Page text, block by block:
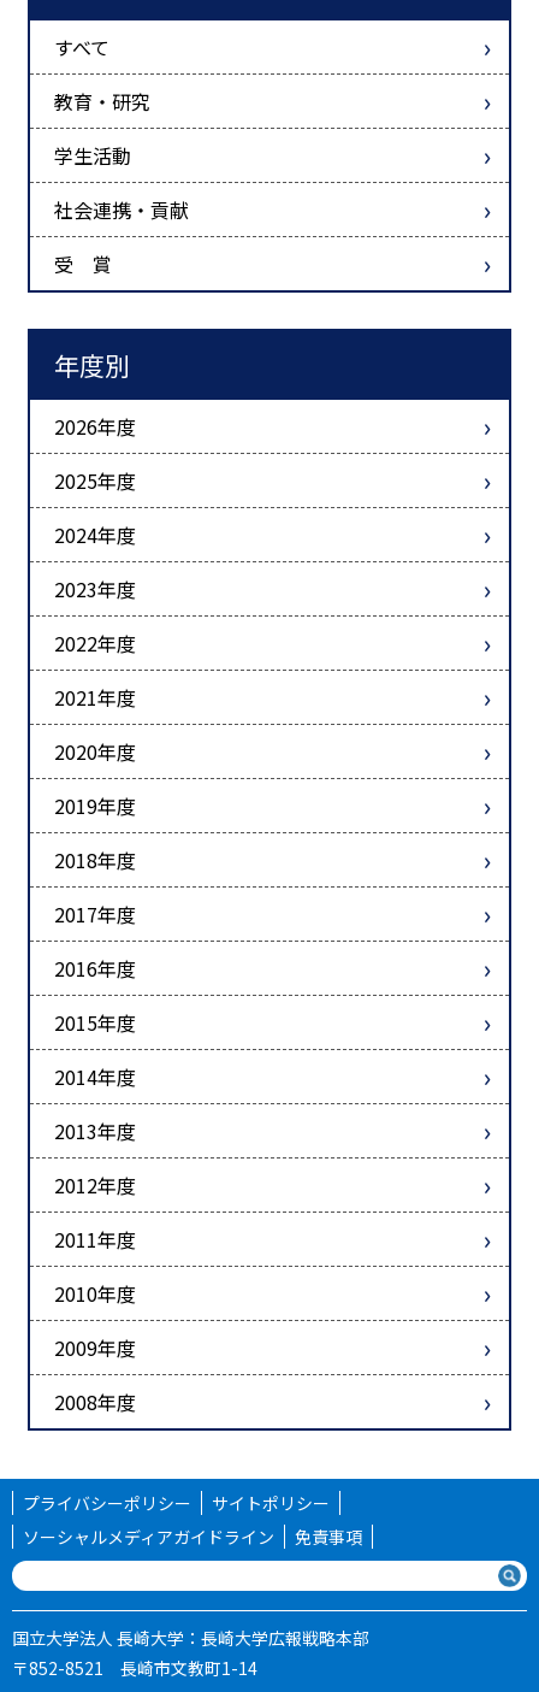
すべて
教育・研究
学生活動
社会連携・貢献
受 賞
年度別
2026年度
2025年度
2024年度
2023年度
2022年度
2021年度
2020年度
2019年度
2018年度
2017年度
2016年度
2015年度
2014年度
2013年度
2012年度
2011年度
2010年度
2009年度
2008年度
プライバシーポリシー
サイトポリシー
ソーシャルメディアガイドライン
免責事項
国立大学法人 長崎大学：長崎大学広報戦略本部
〒852-8521 長崎市文教町1-14